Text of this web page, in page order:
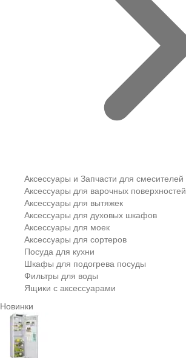
Аксессуары и Запчасти для смесителей
Аксессуары для варочных поверхностей
Аксессуары для вытяжек
Аксессуары для духовых шкафов
Аксессуары для моек
Аксессуары для сортеров
Посуда для кухни
Шкафы для подогрева посуды
Фильтры для воды
Ящики с аксессуарами
Новинки